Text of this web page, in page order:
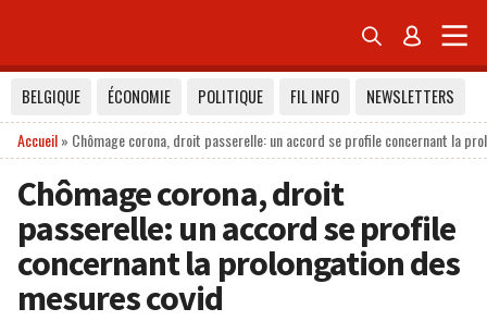
 
BELGIQUE ÉCONOMIE POLITIQUE FIL INFO
NEWSLETTERS
Accueil» Chômage corona, droit passerelle: un accord se profile concernant la
Chômage corona, droit
passerelle: un accord se profile
concernant la prolongation des
mesures covid